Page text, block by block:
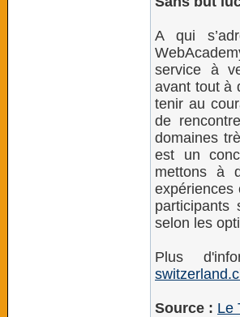
A qui
service à
avant tout à
tenir au
de
domaines
est un
mettons à
expériences
participants
selon les
Plus
Source : Le